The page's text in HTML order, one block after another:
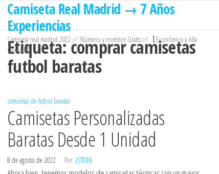
Saltar
contenido
Camiseta Real Madrid → 7 Años
Experiencias
Camiseta real madrid 2022 ✅ Número y nombre Gratis ✅【Económico y Alta
Calidad】
Etiqueta:comprar camisetas
futbol baratas
camisetas de futbol baratas
Camisetas Personalizadas
Baratas Desde 1 Unidad
8 de agosto de 2022 Por ISTERN